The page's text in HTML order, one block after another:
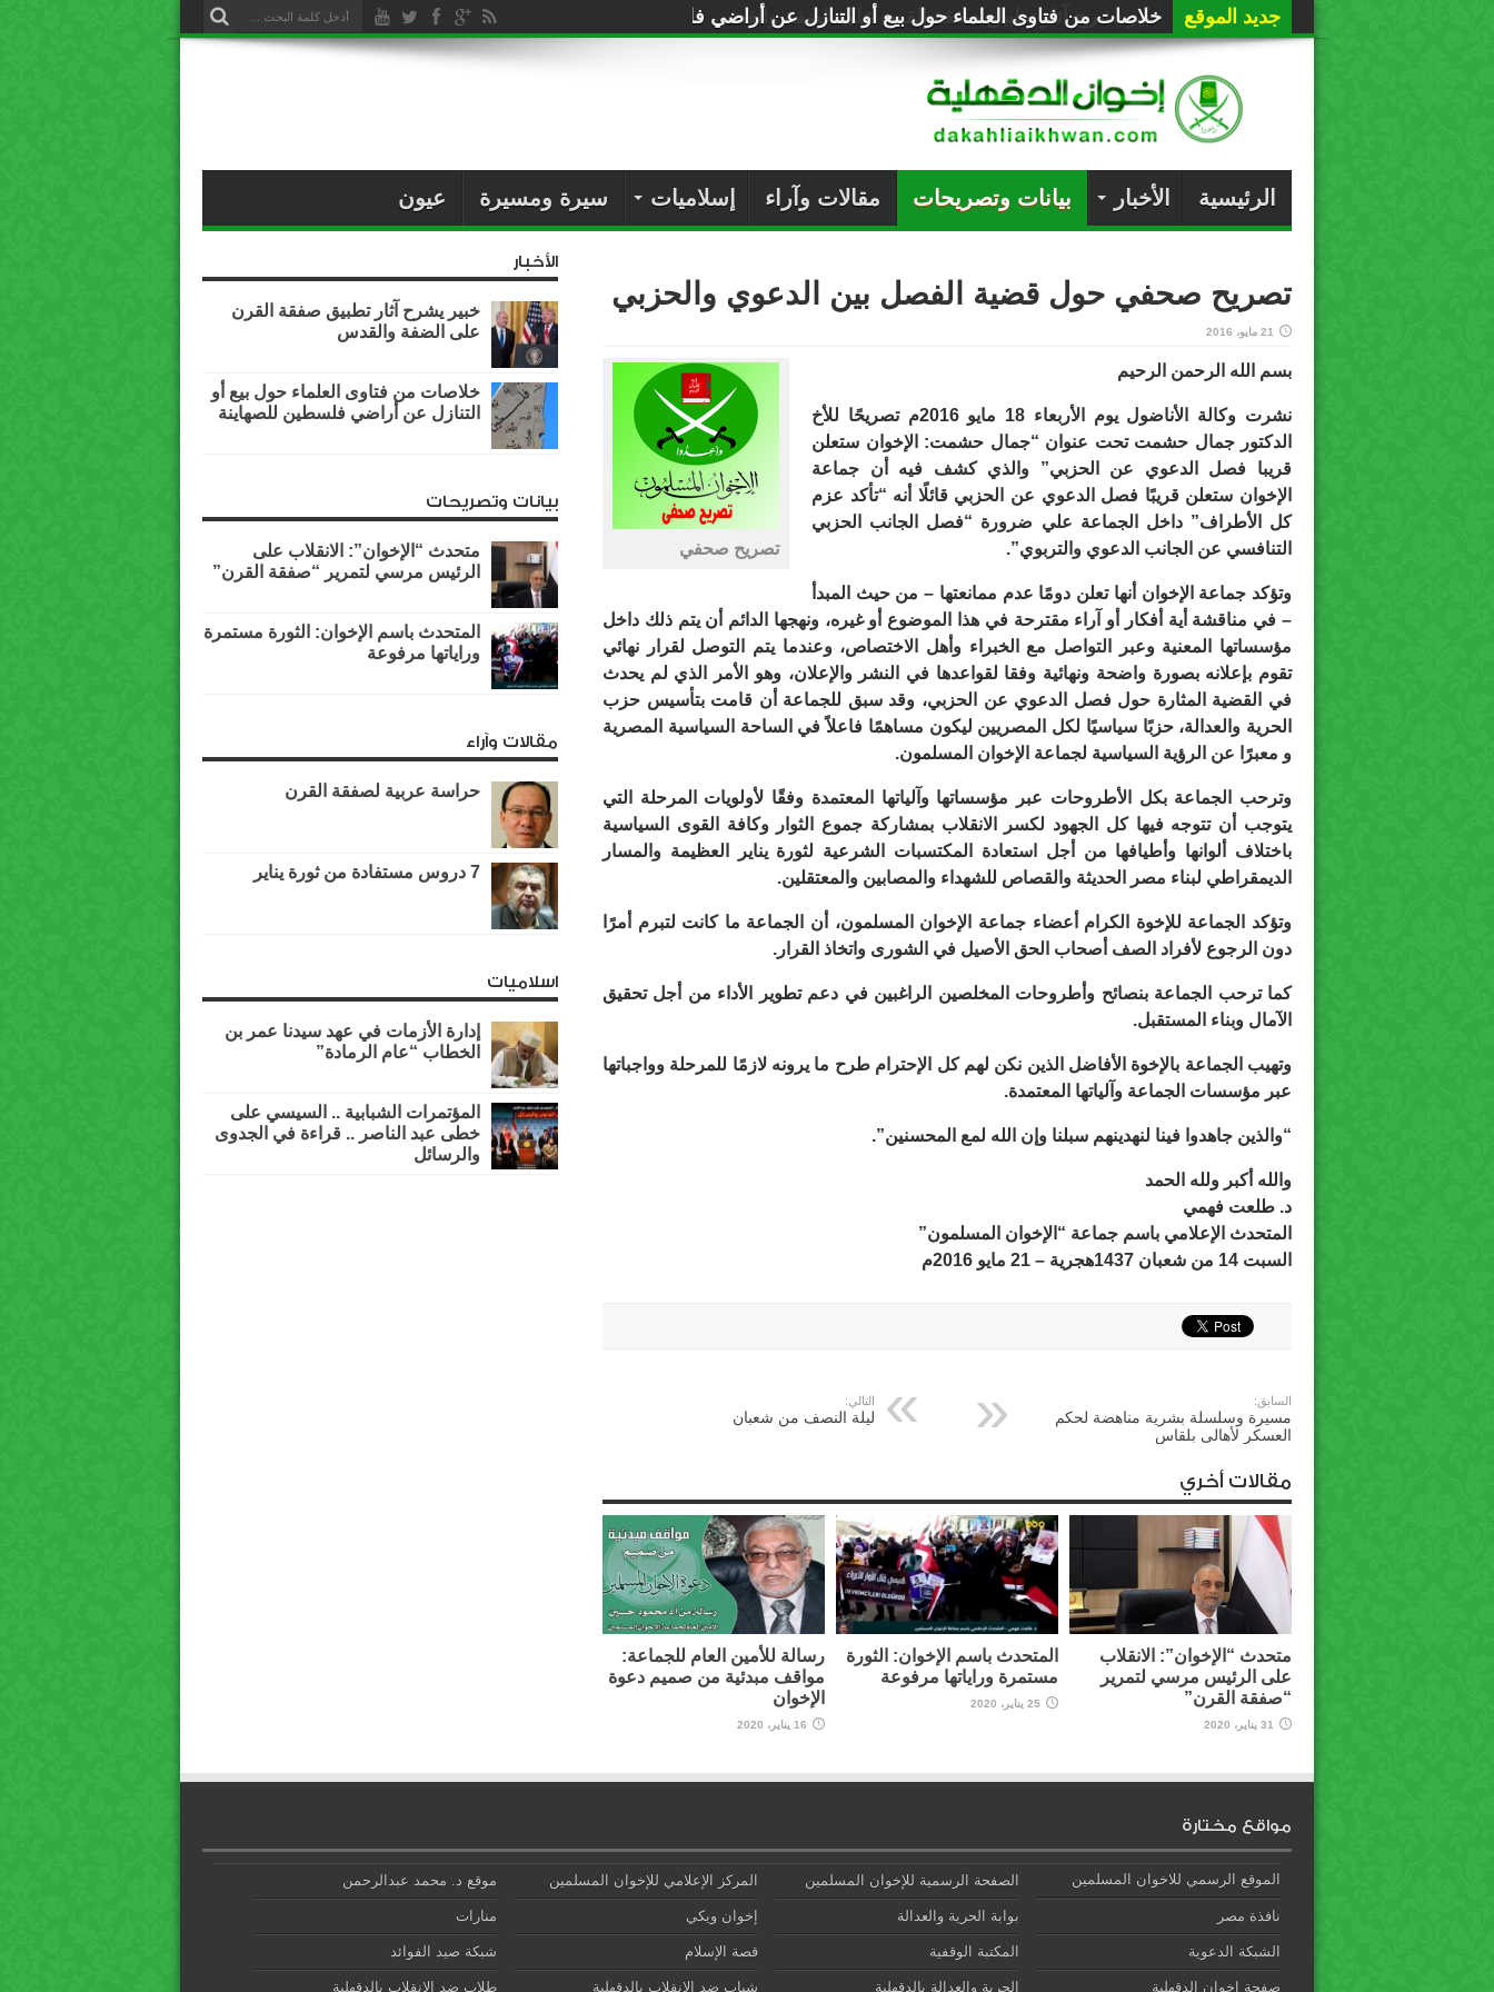
جديد الموقع خلاصات من فتاوى العلماء حول بيع أو التنازل عن أراضي فلسطين للصهاينة
الرئيسية الأخبار بيانات وتصريحات مقالات وآراء إسلاميات سيرة ومسيرة عيون
تصريح صحفي حول قضية الفصل بين الدعوي والحزبي
21 مايو، 2016
تصريح صحفي
بسم الله الرحمن الرحيم
نشرت وكالة الأناضول يوم الأربعاء 18 مايو 2016م تصريحًا للأخ
الدكتور جمال حشمت تحت عنوان “جمال حشمت: الإخوان ستعلن
قريبا فصل الدعوي عن الحزبي” والذي كشف فيه أن جماعة
الإخوان ستعلن قريبًا فصل الدعوي عن الحزبي قائلًا أنه “تأكد عزم
كل الأطراف” داخل الجماعة علي ضرورة “فصل الجانب الحزبي
التنافسي عن الجانب الدعوي والتربوي”.
وتؤكد جماعة الإخوان أنها تعلن دومًا عدم ممانعتها – من حيث المبدأ
– في مناقشة أية أفكار أو آراء مقترحة في هذا الموضوع أو غيره، ونهجها الدائم أن يتم ذلك داخل
مؤسساتها المعنية وعبر التواصل مع الخبراء وأهل الاختصاص، وعندما يتم التوصل لقرار نهائي
تقوم بإعلانه بصورة واضحة ونهائية وفقا لقواعدها في النشر والإعلان، وهو الأمر الذي لم يحدث
في القضية المثارة حول فصل الدعوي عن الحزبي، وقد سبق للجماعة أن قامت بتأسيس حزب
الحرية والعدالة، حزبًا سياسيًا لكل المصريين ليكون مساهمًا فاعلاً في الساحة السياسية المصرية
و معبرًا عن الرؤية السياسية لجماعة الإخوان المسلمون.
وترحب الجماعة بكل الأطروحات عبر مؤسساتها وآلياتها المعتمدة وفقًا لأولويات المرحلة التي
يتوجب أن تتوجه فيها كل الجهود لكسر الانقلاب بمشاركة جموع الثوار وكافة القوى السياسية
باختلاف ألوانها وأطيافها من أجل استعادة المكتسبات الشرعية لثورة يناير العظيمة والمسار
الديمقراطي لبناء مصر الحديثة والقصاص للشهداء والمصابين والمعتقلين.
وتؤكد الجماعة للإخوة الكرام أعضاء جماعة الإخوان المسلمون، أن الجماعة ما كانت لتبرم أمرًا
دون الرجوع لأفراد الصف أصحاب الحق الأصيل في الشورى واتخاذ القرار.
كما ترحب الجماعة بنصائح وأطروحات المخلصين الراغبين في دعم تطوير الأداء من أجل تحقيق
الآمال وبناء المستقبل.
وتهيب الجماعة بالإخوة الأفاضل الذين نكن لهم كل الإحترام طرح ما يرونه لازمًا للمرحلة وواجباتها
عبر مؤسسات الجماعة وآلياتها المعتمدة.
“والذين جاهدوا فينا لنهدينهم سبلنا وإن الله لمع المحسنين”.
والله أكبر ولله الحمد
د. طلعت فهمي
المتحدث الإعلامي باسم جماعة “الإخوان المسلمون”
السبت 14 من شعبان 1437هجرية – 21 مايو 2016م
السابق:
مسيرة وسلسلة بشرية مناهضة لحكم
العسكر لأهالى بلقاس
التالي:
ليلة النصف من شعبان
مقالات أخري
متحدث “الإخوان”: الانقلاب
على الرئيس مرسي لتمرير
“صفقة القرن”
31 يناير، 2020
المتحدث باسم الإخوان: الثورة
مستمرة وراياتها مرفوعة
25 يناير، 2020
رسالة للأمين العام للجماعة:
مواقف مبدئية من صميم دعوة
الإخوان
16 يناير، 2020
الأخبار
خبير يشرح آثار تطبيق صفقة القرن
على الضفة والقدس
خلاصات من فتاوى العلماء حول بيع أو
التنازل عن أراضي فلسطين للصهاينة
بيانات وتصريحات
متحدث “الإخوان”: الانقلاب على
الرئيس مرسي لتمرير “صفقة القرن”
المتحدث باسم الإخوان: الثورة مستمرة
وراياتها مرفوعة
مقالات وآراء
حراسة عربية لصفقة القرن
7 دروس مستفادة من ثورة يناير
اسلاميات
إدارة الأزمات في عهد سيدنا عمر بن
الخطاب “عام الرمادة”
المؤتمرات الشبابية .. السيسي على
خطى عبد الناصر .. قراءة في الجدوى
والرسائل
مواقع مختارة
الموقع الرسمي للاخوان المسلمين الصفحة الرسمية للإخوان المسلمين المركز الإعلامي للإخوان المسلمين موقع د. محمد عبدالرحمن
نافذة مصر بوابة الحرية والعدالة إخوان ويكي منارات
الشبكة الدعوية المكتبة الوقفية قصة الإسلام شبكة صيد الفوائد
صفحة إخوان الدقهلية الحرية والعدالة بالدقهلية شباب ضد الانقلاب بالدقهلية طلاب ضد الانقلاب بالدقهلية